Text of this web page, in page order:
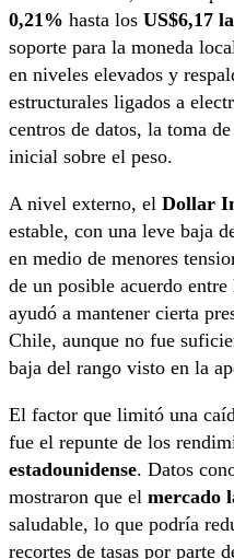
0,21% hasta los US$6,17
soporte para la moneda
en niveles elevados y
estructurales ligados a
centros de datos, la toma
inicial sobre el peso.
A nivel externo, el Dollar
estable, con una leve baja
en medio de menores
de un posible acuerdo
ayudó a mantener cierta
Chile, aunque no fue
baja del rango visto en la
El factor que limitó una
fue el repunte de los
estadounidense. Datos
mostraron que el mercado
saludable, lo que podría
recortes de tasas por parte